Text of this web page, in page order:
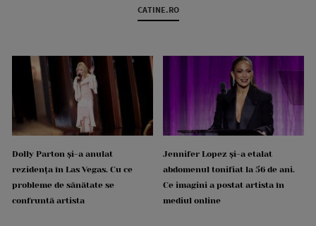
CATINE.RO
Dolly Parton și-a anulat
rezidența în Las Vegas. Cu ce
probleme de sănătate se
confruntă artista
Jennifer Lopez și-a etalat
abdomenul tonifiat la 56 de ani.
Ce imagini a postat artista în
mediul online